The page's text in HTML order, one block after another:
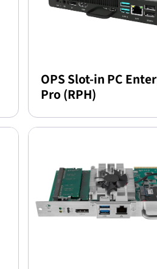
OPS Slot-in PC
Pro (RPH)